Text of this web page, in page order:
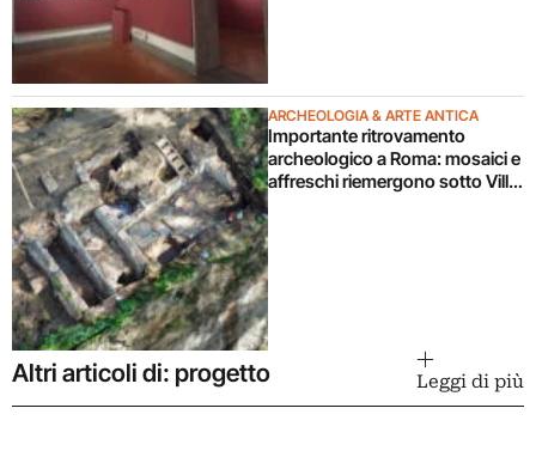
ARCHEOLOGIA & ARTE ANTICA
Importante ritrovamento
archeologico a Roma: mosaici e
affreschi riemergono sotto Villa
Altri articoli di: progetto Leggi di più